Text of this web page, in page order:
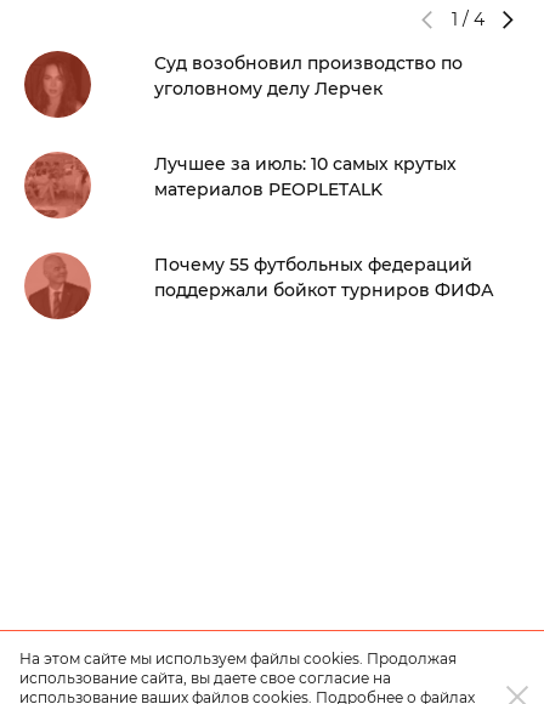
1 / 4
Суд возобновил производство по
уголовному делу Лерчек
Лучшее за июль: 10 самых крутых
материалов PEOPLETALK
Почему 55 футбольных федераций
поддержали бойкот турниров ФИФА
На этом сайте мы используем файлы cookies. Продолжая
использование сайта, вы даете свое согласие на
использование ваших файлов cookies. Подробнее о файлах